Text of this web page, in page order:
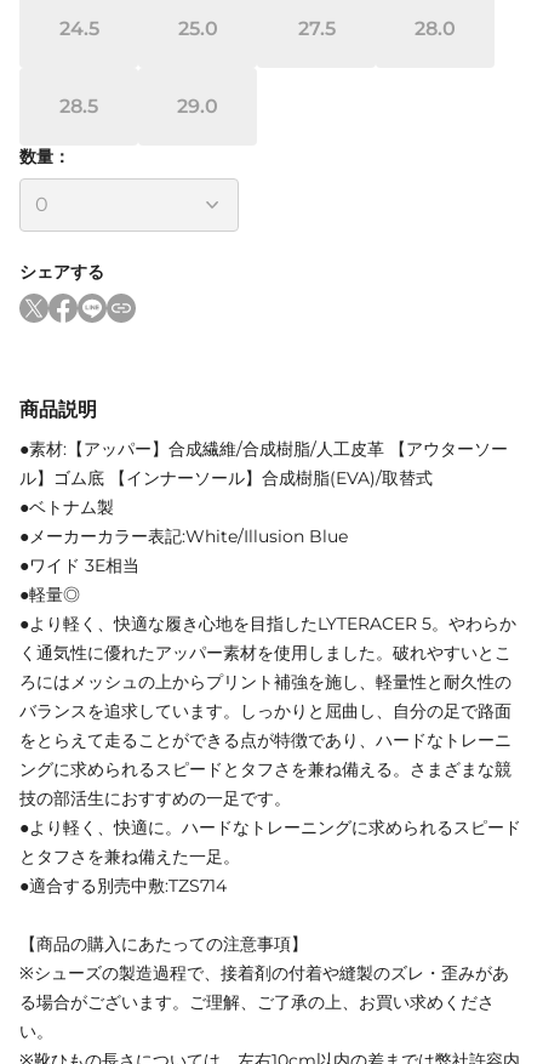
24.5 25.0 27.5 28.0
28.5 29.0
数量：
シェアする
商品説明
●素材:【アッパー】合成繊維/合成樹脂/人工皮革 【アウターソー
ル】ゴム底 【インナーソール】合成樹脂(EVA)/取替式
●ベトナム製
●メーカーカラー表記:White/Illusion Blue
●ワイド 3E相当
●軽量◎
●より軽く、快適な履き心地を目指したLYTERACER 5。やわらか
く通気性に優れたアッパー素材を使用しました。破れやすいとこ
ろにはメッシュの上からプリント補強を施し、軽量性と耐久性の
バランスを追求しています。しっかりと屈曲し、自分の足で路面
をとらえて走ることができる点が特徴であり、ハードなトレーニ
ングに求められるスピードとタフさを兼ね備える。さまざまな競
技の部活生におすすめの一足です。
●より軽く、快適に。ハードなトレーニングに求められるスピード
とタフさを兼ね備えた一足。
●適合する別売中敷:TZS714
【商品の購入にあたっての注意事項】
※シューズの製造過程で、接着剤の付着や縫製のズレ・歪みがあ
る場合がございます。ご理解、ご了承の上、お買い求めくださ
い。